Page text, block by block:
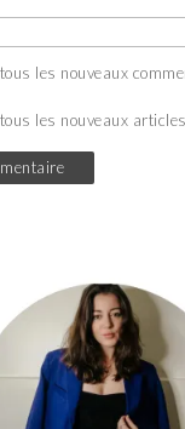
les nouveaux
les nouveaux